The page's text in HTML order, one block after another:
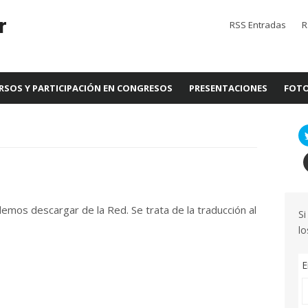
RSS Entradas
Y PARTICIPACIÓN EN CONGRESOS PRESENTACIONES
descargar de la Red. Se trata de la traducción al